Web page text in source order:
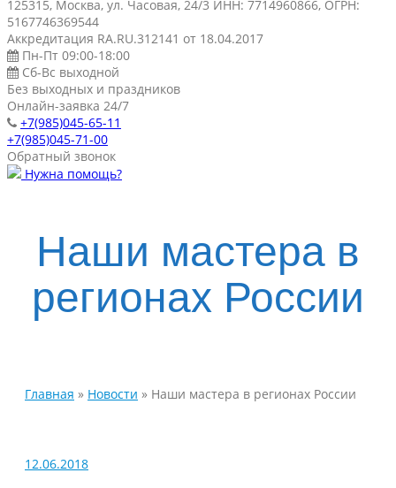
125315, Москва, ул. Часовая, 24/3 ИНН: 7714960866, ОГРН:
5167746369544
Аккредитация RA.RU.312141 от 18.04.2017
Пн-Пт 09:00-18:00
Сб-Вс выходной
Без выходных и праздников
Онлайн-заявка 24/7
+7(985)045-65-11
+7(985)045-71-00
Обратный звонок
Нужна помощь?
Наши мастера в
регионах России
Главная » Новости » Наши мастера в регионах России
12.06.2018